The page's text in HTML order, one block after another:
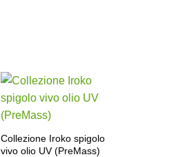
Collezione Iroko spigolo
vivo olio UV (PreMass)